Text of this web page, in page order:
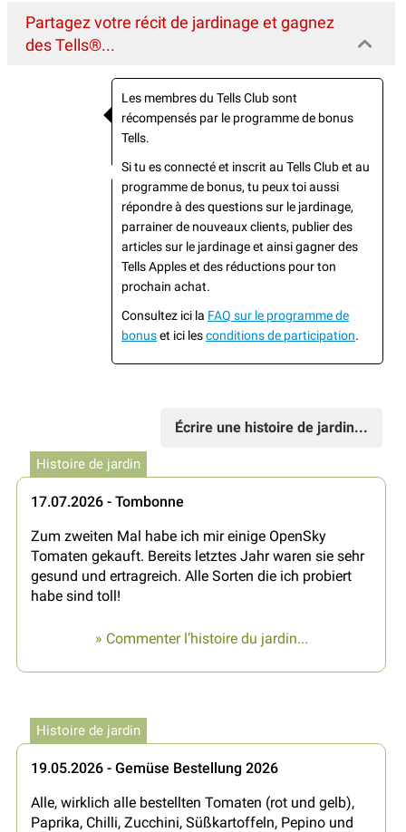
Partagez votre récit de jardinage et gagnez
des Tells®...
Les membres du Tells Club sont
récompensés par le programme de bonus
Tells.
Si tu es connecté et inscrit au Tells Club et au
programme de bonus, tu peux toi aussi
répondre à des questions sur le jardinage,
parrainer de nouveaux clients, publier des
articles sur le jardinage et ainsi gagner des
Tells Apples et des réductions pour ton
prochain achat.
Consultez ici la FAQ sur le programme de
bonuset ici lesconditions de participation.
Écrire une histoire de jardin...
Histoire de jardin
17.07.2026 - Tombonne
Zum zweiten Mal habe ich mir einige OpenSky
Tomaten gekauft. Bereits letztes Jahr waren sie sehr
gesund und ertragreich. Alle Sorten die ich probiert
habe sind toll!
» Commenter l’histoire du jardin...
Histoire de jardin
19.05.2026 - Gemüse Bestellung 2026
Alle, wirklich alle bestellten Tomaten (rot und gelb),
Paprika, Chilli, Zucchini, Süßkartoffeln, Pepino und